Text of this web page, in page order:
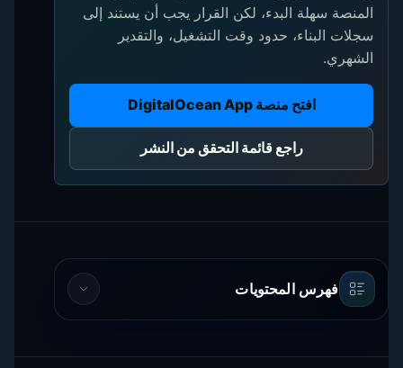
المنصة سهلة البدء، لكن القرار يجب أن يستند إلى
سجلات البناء، حدود وقت التشغيل، والتقدير
الشهري.
افتح منصة DigitalOcean App
راجع قائمة التحقق من النشر
فهرس المحتويات